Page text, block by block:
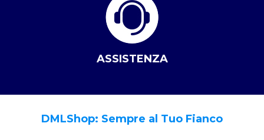
ASSISTENZA
DMLShop: Sempre al Tuo Fianco